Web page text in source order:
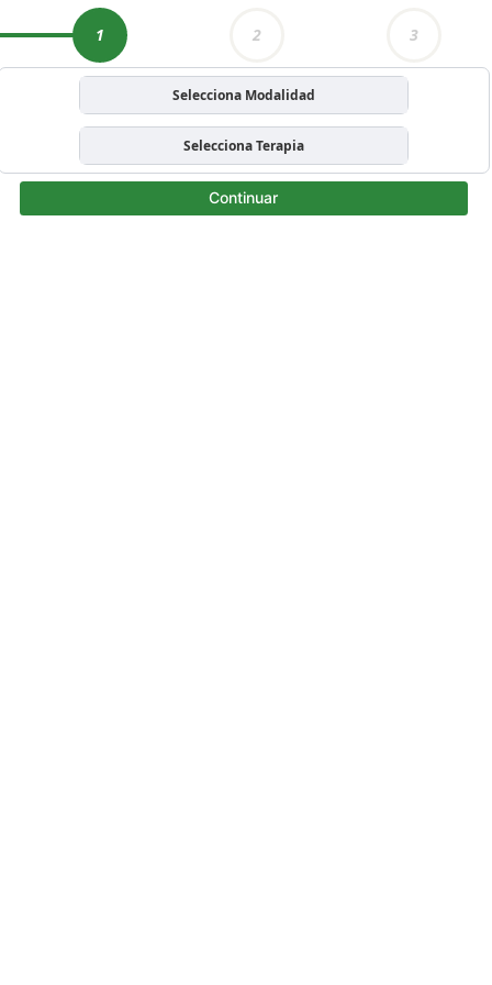
1 2 3
Selecciona Modalidad
Selecciona Terapia
Continuar